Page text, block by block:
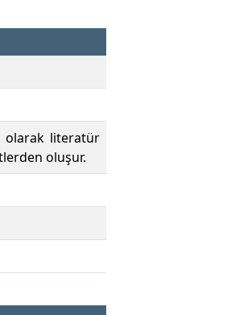
olarak literatür
oluşur.